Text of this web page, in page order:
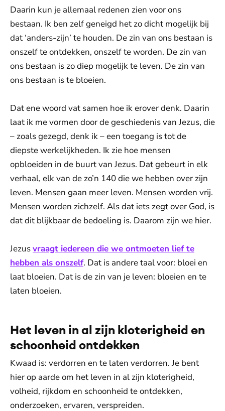
Daarin kun je allemaal redenen zien voor ons
bestaan. Ik ben zelf geneigd het zo dicht mogelijk bij
dat ‘anders-zijn’ te houden. De zin van ons bestaan is
onszelf te ontdekken, onszelf te worden. De zin van
ons bestaan is zo diep mogelijk te leven. De zin van
ons bestaan is te bloeien.
Dat ene woord vat samen hoe ik erover denk. Daarin
laat ik me vormen door de geschiedenis van Jezus, die
– zoals gezegd, denk ik – een toegang is tot de
diepste werkelijkheden. Ik zie hoe mensen
opbloeiden in de buurt van Jezus. Dat gebeurt in elk
verhaal, elk van de zo’n 140 die we hebben over zijn
leven. Mensen gaan meer leven. Mensen worden vrij.
Mensen worden zichzelf. Als dat iets zegt over God, is
dat dit blijkbaar de bedoeling is. Daarom zijn we hier.
Jezusvraagt iedereen die we ontmoeten lief te
hebben als onszelf. Dat is andere taal voor: bloei en
laat bloeien. Dat is de zin van je leven: bloeien en te
laten bloeien.
Het leven in al zijn kloterigheid en
schoonheid ontdekken
Kwaad is: verdorren en te laten verdorren. Je bent
hier op aarde om het leven in al zijn kloterigheid,
volheid, rijkdom en schoonheid te ontdekken,
onderzoeken, ervaren, verspreiden.